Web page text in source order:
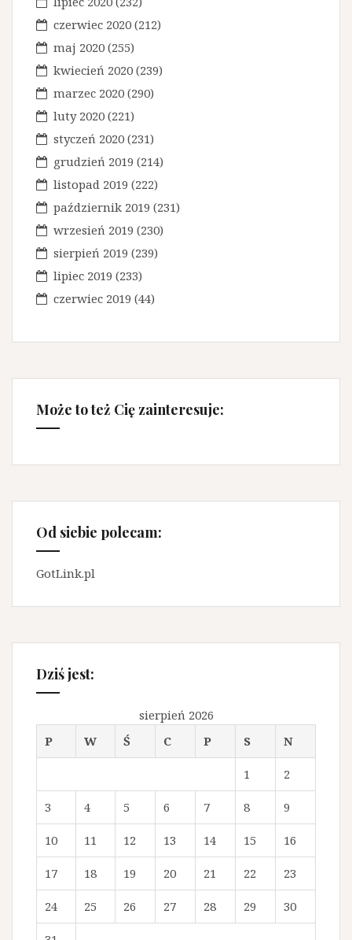
czerwiec 2020 (212)
maj 2020 (255)
kwiecień 2020 (239)
marzec 2020 (290)
luty 2020 (221)
styczeń 2020 (231)
grudzień 2019 (214)
listopad 2019 (222)
październik 2019 (231)
wrzesień 2019 (230)
sierpień 2019 (239)
lipiec 2019 (233)
czerwiec 2019 (44)
Może to też Cię zainteresuje:
Od siebie polecam:
GotLink.pl
Dziś jest:
sierpień 2026
P
W Ś C P S N
1 2
3 4 5 6 7 8 9
10 11 12 13 14 15 16
17 18 19 20 21 22 23
24 25 26 27 28 29 30